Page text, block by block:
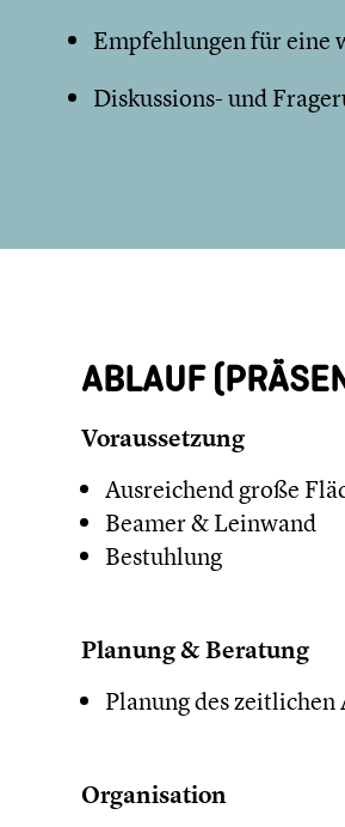
Empfehlungen für eine
Diskussions- und
ABLAUF
Voraussetzung
Ausreichend große
Beamer & Leinwand
Bestuhlung
Planung & Beratung
Planung des
Organisation